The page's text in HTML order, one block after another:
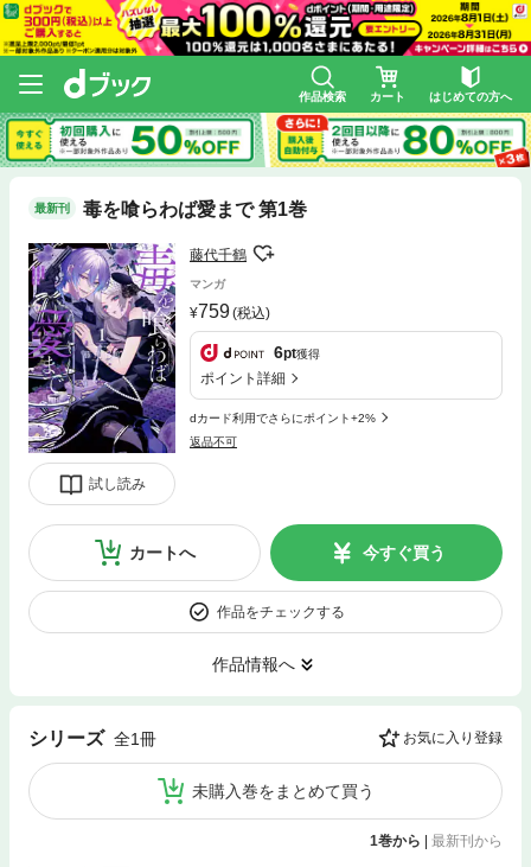
作品検索 カート はじめての方へ
最新刊 毒を喰らわば愛まで 第1巻
試し読み
藤代千鶴
マンガ
759(税込)
6pt獲得
ポイント詳細
dカード利用でさらにポイント+2%
返品不可
カートへ 今すぐ買う
作品をチェックする
作品情報へ
シリーズ 全1冊 お気に入り登録
未購入巻をまとめて買う
1巻から | 最新刊から